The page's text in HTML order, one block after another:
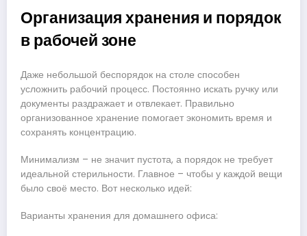
Организация хранения и порядок
в рабочей зоне
Даже небольшой беспорядок на столе способен
усложнить рабочий процесс. Постоянно искать ручку или
документы раздражает и отвлекает. Правильно
организованное хранение помогает экономить время и
сохранять концентрацию.
Минимализм – не значит пустота, а порядок не требует
идеальной стерильности. Главное – чтобы у каждой вещи
было своё место. Вот несколько идей:
Варианты хранения для домашнего офиса: